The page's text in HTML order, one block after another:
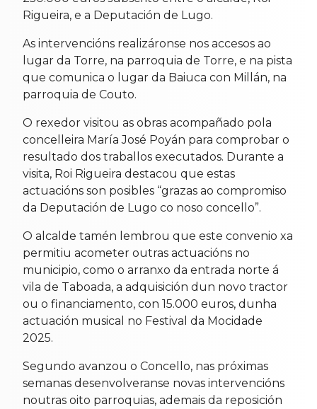
Rigueira, e a Deputación de Lugo.
As intervencións realizáronse nos accesos ao
lugar da Torre, na parroquia de Torre, e na pista
que comunica o lugar da Baiuca con Millán, na
parroquia de Couto.
O rexedor visitou as obras acompañado pola
concelleira María José Poyán para comprobar o
resultado dos traballos executados. Durante a
visita, Roi Rigueira destacou que estas
actuacións son posibles “grazas ao compromiso
da Deputación de Lugo co noso concello”.
O alcalde tamén lembrou que este convenio xa
permitiu acometer outras actuacións no
municipio, como o arranxo da entrada norte á
vila de Taboada, a adquisición dun novo tractor
ou o financiamento, con 15.000 euros, dunha
actuación musical no Festival da Mocidade
2025.
Segundo avanzou o Concello, nas próximas
semanas desenvolveranse novas intervencións
noutras oito parroquias, ademais da reposición